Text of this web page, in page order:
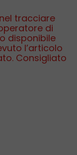
tracciare
di
disponibile
l’articolo
Consigliato